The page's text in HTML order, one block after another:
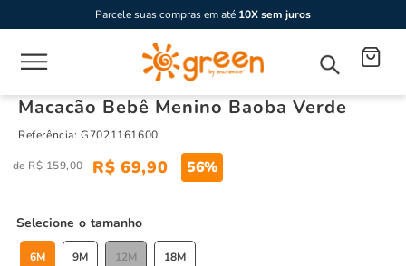
Parcele suas compras em até 10X sem juros
Macacão Bebê Menino Baoba Verde
Referência:G7021161600
R$ 159,00 R$ 69,90 56%
tamanho
6M 9M 12M 18M